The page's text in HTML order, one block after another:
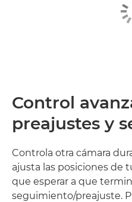
Control
preajustes y
Controla otra cámara
ajusta las posiciones de
que esperar a que
seguimiento/preajuste.